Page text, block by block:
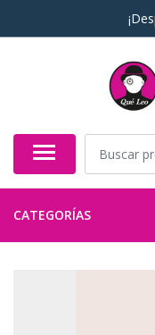
CATEGORÍAS